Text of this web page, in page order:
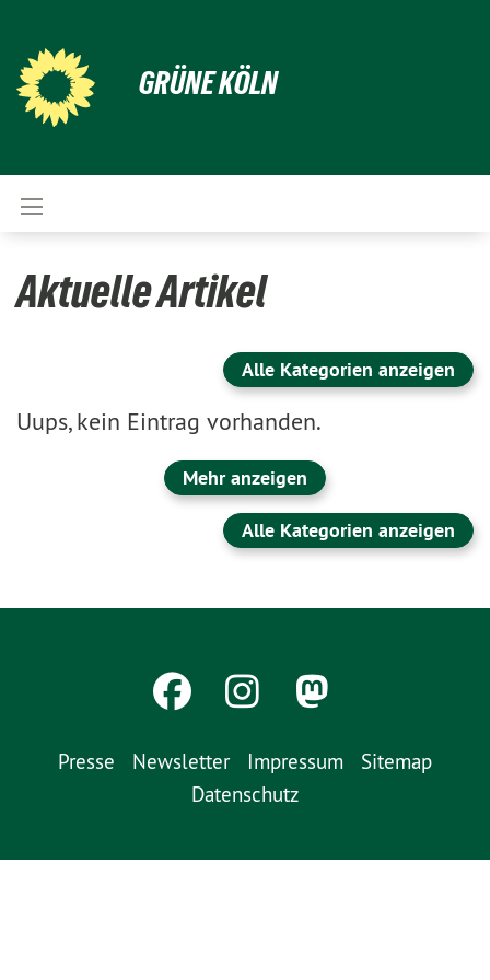
GRÜNE KÖLN
Aktuelle Artikel
Alle Kategorien anzeigen
Uups, kein Eintrag vorhanden.
Mehr anzeigen
Alle Kategorien anzeigen
Presse Newsletter Impressum
Sitemap
Datenschutz